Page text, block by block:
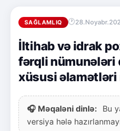
SAĞLAMLIQ
İltihab və idrak
fərqli nümunələri
xüsusi əlamətləri
🎧 Məqaləni dinlə:
Bu
versiya hələ